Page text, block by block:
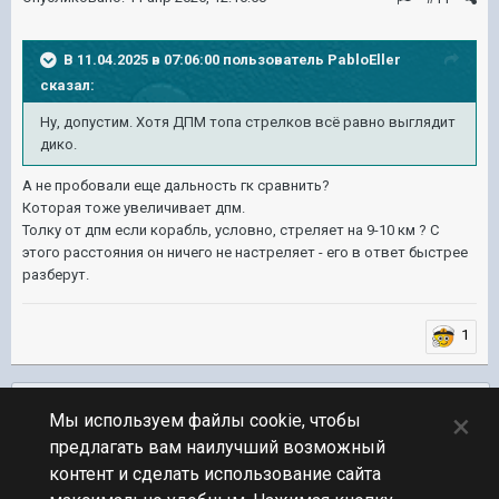
В 11.04.2025 в 07:06:00 пользователь PabloEller
сказал:
Ну, допустим. Хотя ДПМ топа стрелков всё равно выглядит
дико.
А не пробовали еще дальность гк сравнить?
Которая тоже увеличивает дпм.
Толку от дпм если корабль, условно, стреляет на 9-10 км ? С
этого расстояния он ничего не настреляет - его в ответ быстрее
разберут.
1
ПЕРЕЙТИ К СПИСКУ ТЕМ
Обсуждение Мира Кораблей
Мы используем файлы cookie, чтобы
предлагать вам наилучший возможный
контент и сделать использование сайта
×